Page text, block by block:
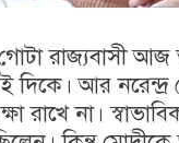
রাজ্যবাসী আজ
দিকে। আর
রাখে না।